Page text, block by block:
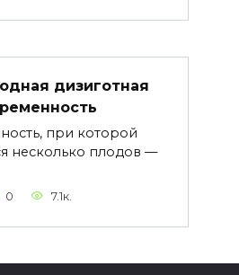
дизиготная
при которой
несколько плодов —
0 7.1к.